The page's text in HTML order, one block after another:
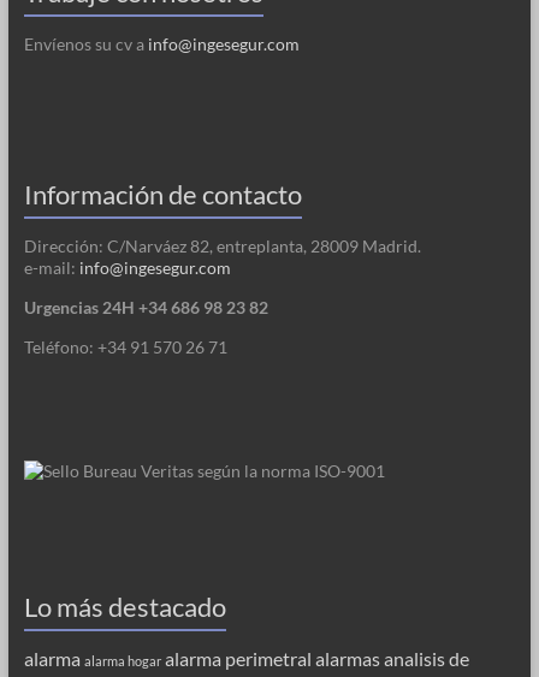
Envíenos su cv a info@ingesegur.com
Información de contacto
Dirección: C/Narváez 82, entreplanta, 28009 Madrid.
e-mail: info@ingesegur.com
Urgencias 24H +34 686 98 23 82
Teléfono: +34 91 570 26 71
Lo más destacado
alarma alarma hogar alarma perimetral alarmasanalisis de